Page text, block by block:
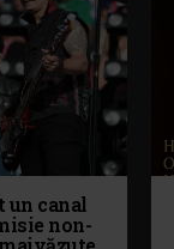
un canal
non-